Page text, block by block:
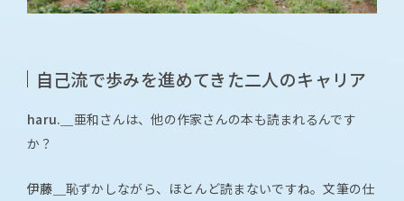
自己流で歩みを進めてきた二人のキャリア
haru.＿ 亜和さんは、他の作家さんの本も読まれるんです
か？
伊藤＿ 恥ずかしながら、ほとんど読まないですね。文筆の仕